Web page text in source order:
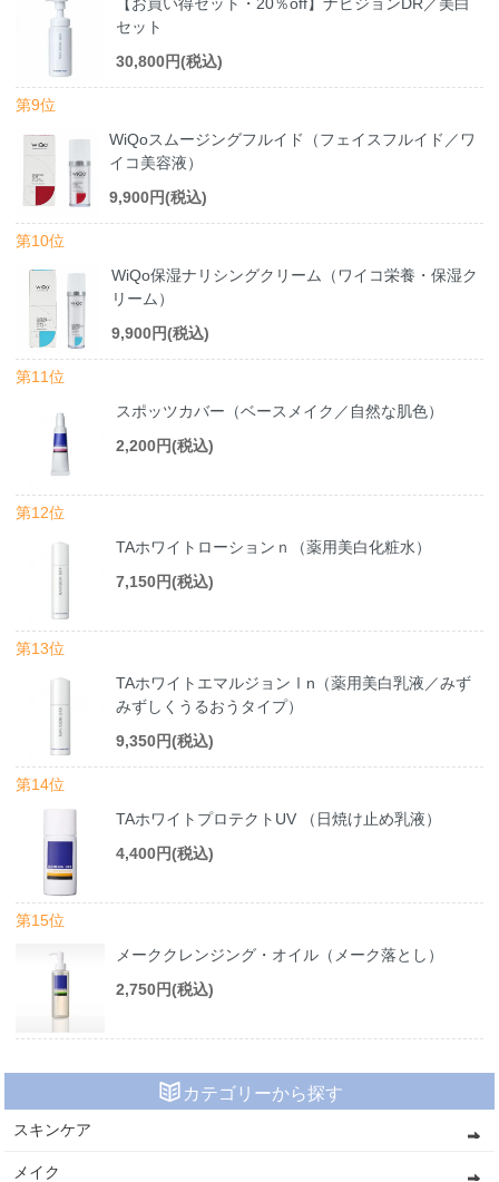
セット
30,800円(税込)
第9位
WiQoスムージングフルイド（フェイスフルイド／ワ
イコ美容液）
9,900円(税込)
第10位
WiQo保湿ナリシングクリーム（ワイコ栄養・保湿ク
リーム）
9,900円(税込)
第11位
スポッツカバー（ベースメイク／自然な肌色）
2,200円(税込)
第12位
TAホワイトローションｎ（薬用美白化粧水）
7,150円(税込)
第13位
TAホワイトエマルジョンⅠn（薬用美白乳液／みず
みずしくうるおうタイプ）
9,350円(税込)
第14位
TAホワイトプロテクトUV （日焼け止め乳液）
4,400円(税込)
第15位
メーククレンジング・オイル（メーク落とし）
2,750円(税込)
カテゴリーから探す
スキンケア
メイク